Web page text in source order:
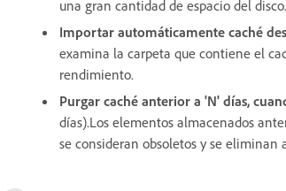
una gran cantidad de espacio del disco.
Importar automáticamente caché
examina la carpeta que contiene el
rendimiento.
Purgar caché anterior a 'N' días,
días).Los elementos almacenados
se consideran obsoletos y se